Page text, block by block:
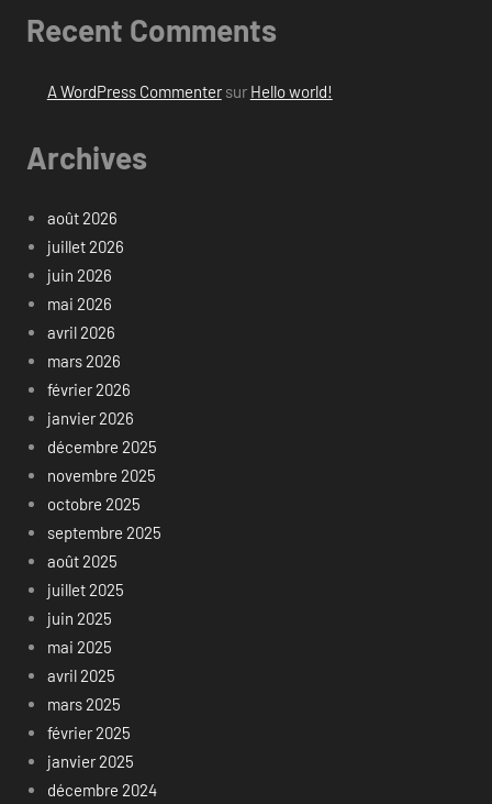
Recent Comments
A WordPress Commentersur Hello world!
Archives
août 2026
juillet 2026
juin 2026
mai 2026
avril 2026
mars 2026
février 2026
janvier 2026
décembre 2025
novembre 2025
octobre 2025
septembre 2025
août 2025
juillet 2025
juin 2025
mai 2025
avril 2025
mars 2025
février 2025
janvier 2025
décembre 2024